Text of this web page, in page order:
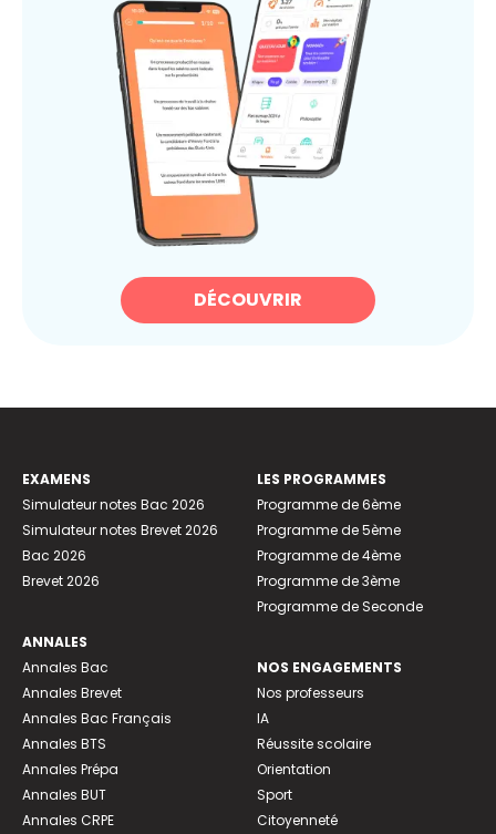
DÉCOUVRIR
EXAMENS
Simulateur notes Bac 2026
Simulateur notes Brevet 2026
Bac 2026
Brevet 2026
ANNALES
Annales Bac
Annales Brevet
Annales Bac Français
Annales BTS
Annales Prépa
Annales BUT
Annales CRPE
LES PROGRAMMES
Programme de 6ème
Programme de 5ème
Programme de 4ème
Programme de 3ème
Programme de Seconde
NOS ENGAGEMENTS
Nos professeurs
IA
Réussite scolaire
Orientation
Sport
Citoyenneté